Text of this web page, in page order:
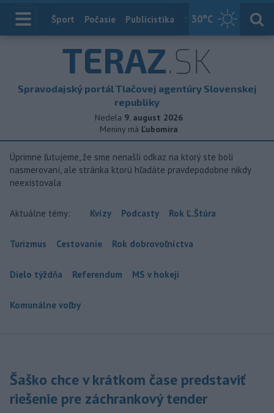
30°C
Index
Šport Počasie Publicistika Slovensko
TERAZ.SK
Spravodajský portál Tlačovej agentúry Slovenskej
republiky
Nedela 9. august 2026
Meniny má Ľubomíra
Úprimne ľutujeme, že sme nenašli odkaz na ktorý ste boli
nasmerovaní, ale stránka ktorú hľadáte pravdepodobne nikdy
neexistovala
Aktuálne témy: Kvízy Podcasty Rok Ľ.Štúra
Turizmus Cestovanie Rok dobrovoľníctva
Dielo týždňa Referendum MS v hokeji
Komunálne voľby
Šaško chce v krátkom čase predstaviť
riešenie pre záchrankový tender